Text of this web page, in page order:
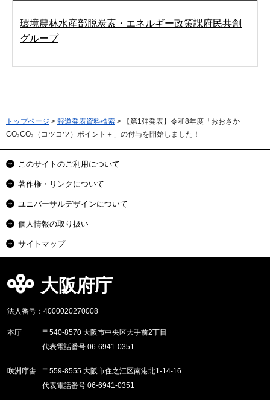
環境農林水産部脱炭素・エネルギー政策課府民共創
グループ
トップページ > 報道発表資料検索 > 【第1弾発表】令和8年度「おおさか
CO₂CO₂（コツコツ）ポイント＋」の付与を開始しました！
このサイトのご利用について
著作権・リンクについて
ユニバーサルデザインについて
個人情報の取り扱い
サイトマップ
大阪府庁
法人番号：4000020270008
本庁
〒540-8570 大阪市中央区大手前2丁目
代表電話番号 06-6941-0351
咲洲庁舎
〒559-8555 大阪市住之江区南港北1-14-16
代表電話番号 06-6941-0351